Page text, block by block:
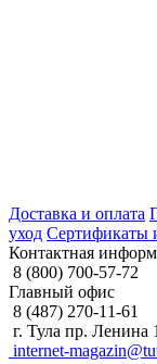
Доставка и оплата
уход Сертификаты
Контактная
8 (800) 700-57-72
Главный офис
8 (487) 270-11-61
г. Тула пр. Ленина
internet-